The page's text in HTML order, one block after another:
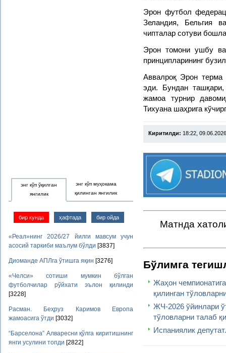
энг кўп ўқилган
янгилик
энг кўп муҳокама
қилинган янгилик
бир кунда ҳафтада бир ойда
«Реал»нинг 2026/27 йилги мавсум учун
асосий таркиби маълум бўлди [3837]
Диоманде АПЛга ўтишга яқин [3276]
«Челси» сотиши мумкин бўлган
футболчилар рўйхати эълон қилинди
[3228]
Расман. Беҳруз Каримов Европа
жамоасига ўтди [3032]
“Барселона” Алваресни қўлга киритишнинг
янги усулини топди [2822]
Эрон футбол
Зеландия, Бельгия
чипталар сотуви
Эрон томони ушбу
принципларининг
Аввалроқ Эрон терма
эди. Бундан ташқари,
жамоа турнир
Тихуана шаҳрига
Киритилди: 18:22,
Матнда
Бўлимга
Жаҳон
қилинган
ЖЧ-2026 ўйинлари
тўловларни талаб
Испаниялик